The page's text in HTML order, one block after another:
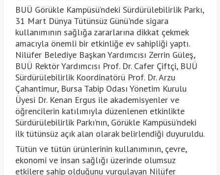
BUÜ Görükle Kampüsü’ndeki Sürdürülebilirlik Parkı,
31 Mart Dünya Tütünsüz Günü'nde sigara
kullanımının sağlığa zararlarına dikkat çekmek
amacıyla önemli bir etkinliğe ev sahipliği yaptı.
Nilüfer Belediye Başkan Yardımcısı Zerrin Güleş,
BUÜ Rektör Yardımcısı Prof. Dr. Cafer Çiftçi, BUÜ
Sürdürülebilirlik Koordinatörü Prof. Dr. Arzu
Çahantimur, Bursa Tabip Odası Yönetim Kurulu
Üyesi Dr. Kenan Ergus ile akademisyenler ve
öğrencilerin katılımıyla düzenlenen etkinlikte
Sürdürülebilirlik Parkı’nın, Görükle Kampüsü’ndeki
ilk tütünsüz açık alan olarak belirlendiği duyuruldu.
Tütün ve tütün ürünlerinin kullanımının, çevre,
ekonomi ve insan sağlığı üzerinde olumsuz
etkilere sahip olduğunu vurgulayan Nilüfer